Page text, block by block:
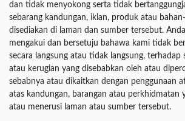
dan tidak menyokong serta tidak
sebarang kandungan, iklan, produk atau
disediakan di laman dan sumber tersebut.
mengakui dan bersetuju bahawa kami tidak
secara langsung atau tidak langsung, terhadap
atau kerugian yang disebabkan oleh atau
sebabnya atau dikaitkan dengan penggunaan
atas kandungan, barangan atau perkhidmatan
atau menerusi laman atau sumber tersebut.